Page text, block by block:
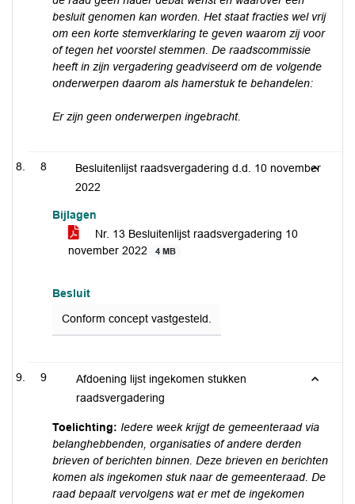
besluit genomen kan worden. Het staat fracties wel vrij
om een korte stemverklaring te geven waarom zij voor
of tegen het voorstel stemmen. De raadscommissie
heeft in zijn vergadering geadviseerd om de volgende
onderwerpen daarom als hamerstuk te behandelen:
Er zijn geen onderwerpen ingebracht.
8
Besluitenlijst raadsvergadering d.d. 10 november
2022
Bijlagen
Nr. 13 Besluitenlijst raadsvergadering 10
november 2022
4 MB
Besluit
Conform concept vastgesteld.
9
Afdoening lijst ingekomen stukken
raadsvergadering
Toelichting: Iedere week krijgt de gemeenteraad via
belanghebbenden, organisaties of andere derden
brieven of berichten binnen. Deze brieven en berichten
komen als ingekomen stuk naar de gemeenteraad. De
raad bepaalt vervolgens wat er met de ingekomen